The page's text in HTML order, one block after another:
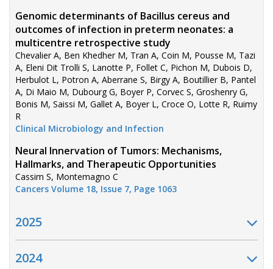
Genomic determinants of Bacillus cereus and
outcomes of infection in preterm neonates: a
multicentre retrospective study
Chevalier A, Ben Khedher M, Tran A, Coin M, Pousse M, Tazi
A, Eleni Dit Trolli S, Lanotte P, Follet C, Pichon M, Dubois D,
Herbulot L, Potron A, Aberrane S, Birgy A, Boutillier B, Pantel
A, Di Maio M, Dubourg G, Boyer P, Corvec S, Groshenry G,
Bonis M, Saissi M, Gallet A, Boyer L, Croce O, Lotte R, Ruimy
R
Clinical Microbiology and Infection
Neural Innervation of Tumors: Mechanisms,
Hallmarks, and Therapeutic Opportunities
Cassim S, Montemagno C
Cancers Volume 18, Issue 7, Page 1063
2025
2024